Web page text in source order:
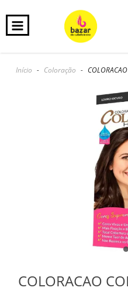
Início - Coloração -
COLORACAO